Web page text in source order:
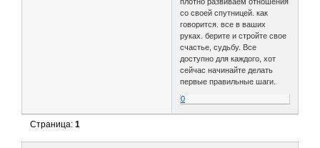
со своей спутницей. как
говорится. все в ваших
руках. берите и стройте свое
счастье, судьбу. Все
доступно для каждого, хот
сейчас начинайте делать
первые правильные шаги.
0
Страница:1